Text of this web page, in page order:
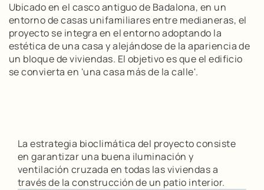
Ubicado en el casco antiguo de Badalona, en un
entorno de casas unifamiliares entre medianeras, el
proyecto se integra en el entorno adoptando la
estética de una casa y alejándose de la apariencia de
un bloque de viviendas. El objetivo es que el edificio
se convierta en 'una casa más de la calle'.
La estrategia bioclimática del proyecto consiste
en garantizar una buena iluminación y
ventilación cruzada en todas las viviendas a
través de la construcción de un patio interior.